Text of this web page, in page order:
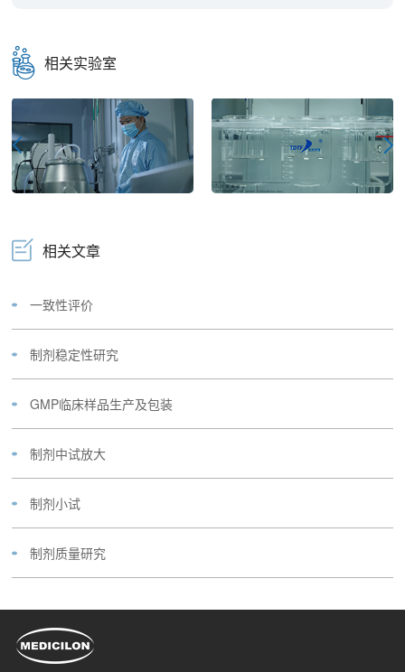
相关实验室
相关文章
一致性评价
制剂稳定性研究
GMP临床样品生产及包装
制剂中试放大
制剂小试
制剂质量研究